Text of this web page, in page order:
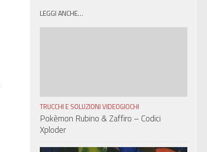
LEGGI ANCHE…
TRUCCHI E SOLUZIONI VIDEOGIOCHI
Pokèmon Rubino & Zaffiro – Codici
Xploder